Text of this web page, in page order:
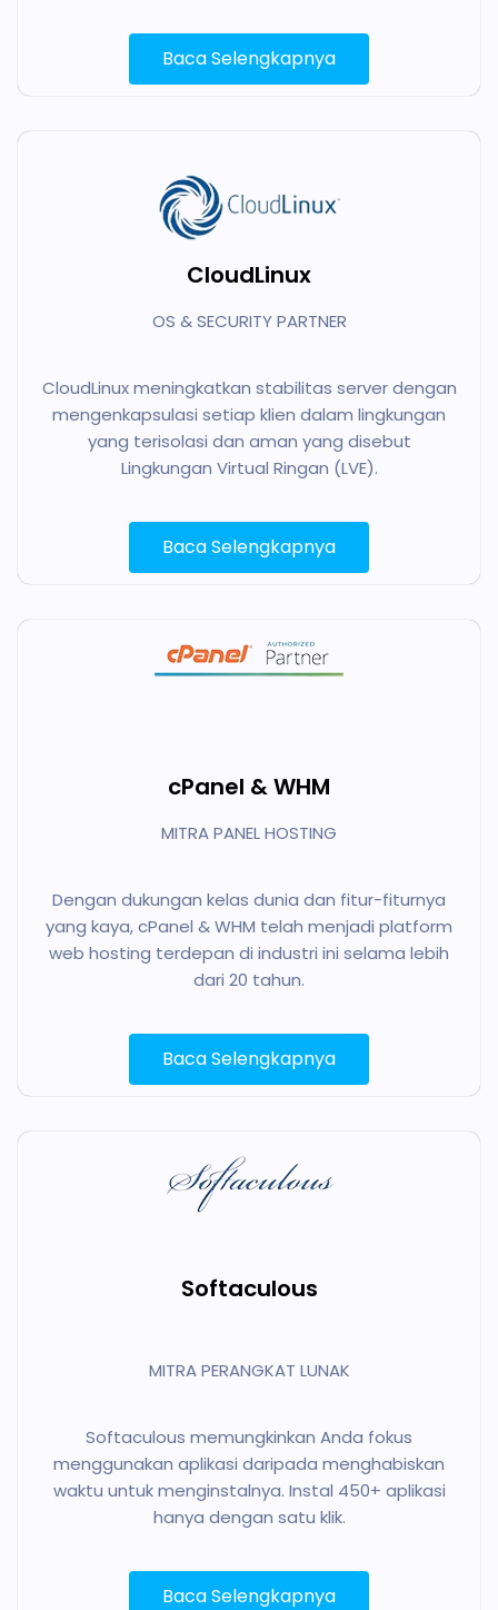
Baca Selengkapnya
CloudLinux
OS & SECURITY PARTNER
CloudLinux meningkatkan stabilitas server dengan
mengenkapsulasi setiap klien dalam lingkungan
yang terisolasi dan aman yang disebut
Lingkungan Virtual Ringan (LVE).
Baca Selengkapnya
cPanel & WHM
MITRA PANEL HOSTING
Dengan dukungan kelas dunia dan fitur-fiturnya
yang kaya, cPanel & WHM telah menjadi platform
web hosting terdepan di industri ini selama lebih
dari 20 tahun.
Baca Selengkapnya
Softaculous
MITRA PERANGKAT LUNAK
Softaculous memungkinkan Anda fokus
menggunakan aplikasi daripada menghabiskan
waktu untuk menginstalnya. Instal 450+ aplikasi
hanya dengan satu klik.
Baca Selengkapnya